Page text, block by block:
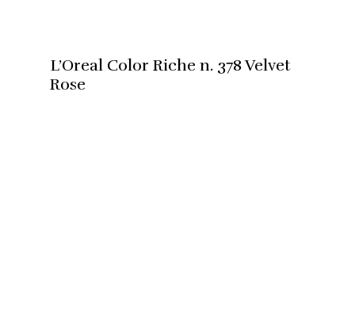
L’Oreal Color Riche n. 378 Velvet
Rose